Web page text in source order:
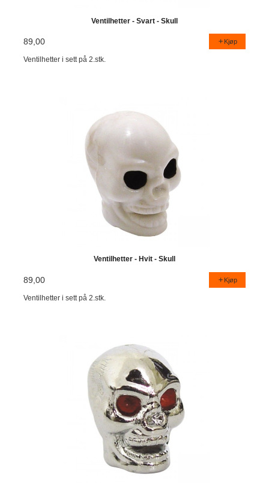
Ventilhetter - Svart - Skull
89,00 Kjøp
Ventilhetter i sett på 2.stk.
Ventilhetter - Hvit - Skull
89,00 Kjøp
Ventilhetter i sett på 2.stk.